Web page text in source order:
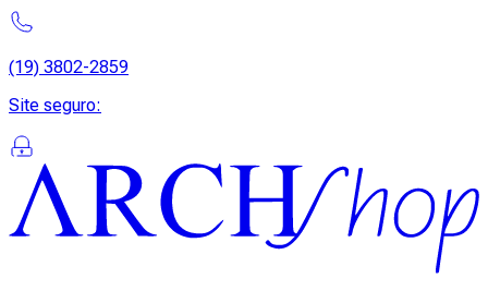
(19) 3802-2859
Site seguro: